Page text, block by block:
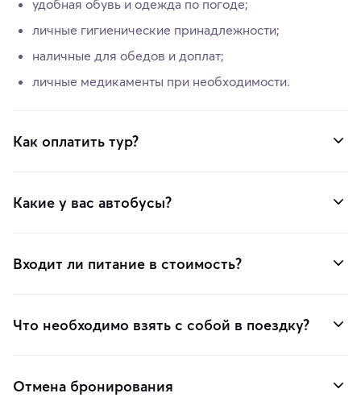
удобная обувь и одежда по погоде;
личные гигиенические принадлежности;
наличные для обедов и доплат;
личные медикаменты при необходимости.
Как оплатить тур?
Какие у вас автобусы?
Входит ли питание в стоимость?
Что необходимо взять с собой в поездку?
Отмена бронирования